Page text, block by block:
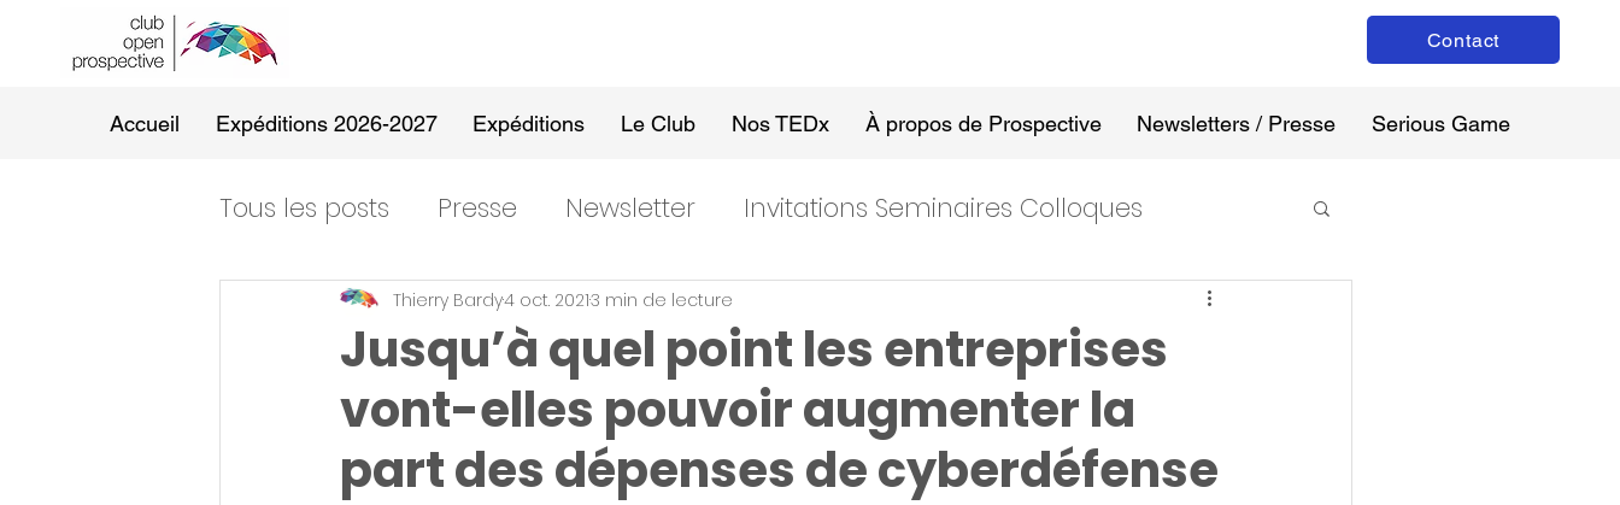
Contact
Accueil Expéditions 2026-2027 Expéditions Le Club Nos TEDx À propos de Prospective Newsletters / Presse Serious Game
Tous les posts Presse Newsletter Invitations Seminaires Colloques
Jusqu’à quel point les entreprises
vont-elles pouvoir augmenter la
part des dépenses de cyberdéfense
Thierry Bardy4 oct. 20213 min de lecture